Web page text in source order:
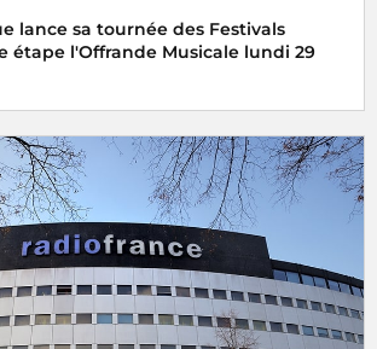
lance sa tournée des Festivals
étape l'Offrande Musicale lundi 29